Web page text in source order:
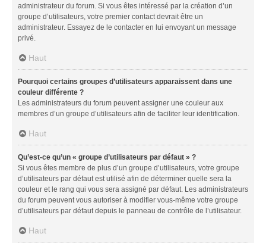
administrateur du forum. Si vous êtes intéressé par la création d’un
groupe d’utilisateurs, votre premier contact devrait être un
administrateur. Essayez de le contacter en lui envoyant un message
privé.
Haut
Pourquoi certains groupes d’utilisateurs apparaissent dans une
couleur différente ?
Les administrateurs du forum peuvent assigner une couleur aux
membres d’un groupe d’utilisateurs afin de faciliter leur identification.
Haut
Qu’est-ce qu’un « groupe d’utilisateurs par défaut » ?
Si vous êtes membre de plus d’un groupe d’utilisateurs, votre groupe
d’utilisateurs par défaut est utilisé afin de déterminer quelle sera la
couleur et le rang qui vous sera assigné par défaut. Les administrateurs
du forum peuvent vous autoriser à modifier vous-même votre groupe
d’utilisateurs par défaut depuis le panneau de contrôle de l’utilisateur.
Haut